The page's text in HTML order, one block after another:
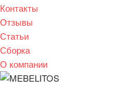
Контакты
Отзывы
Статьи
Сборка
О компании